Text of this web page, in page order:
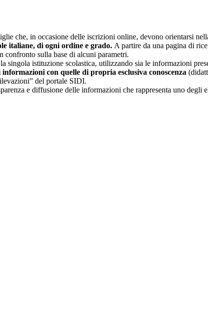
che, in occasione delle iscrizioni online, devono orientarsi
italiane, di ogni ordine e grado. A partire da una pagina di
confronto sulla base di alcuni parametri.
istituzione scolastica, utilizzando sia le informazioni
con quelle di propria esclusiva conoscenza
del portale SIDI.
e diffusione delle informazioni che rappresenta uno degli